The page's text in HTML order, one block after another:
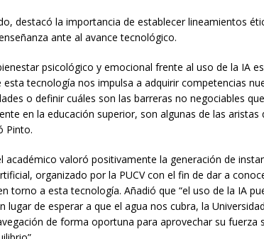
destacó la importancia de establecer lineamientos
ante al avance tecnológico.
psicológico y emocional frente al uso de la IA
tecnología nos impulsa a adquirir competencias
o definir cuáles son las barreras no negociables
en la educación superior, son algunas de las aristas
Pinto.
académico valoró positivamente la generación de
organizado por la PUCV con el fin de dar a
torno a esta tecnología. Añadió que “el uso de la IA
lugar de esperar a que el agua nos cubra, la
de forma oportuna para aprovechar su fuerza